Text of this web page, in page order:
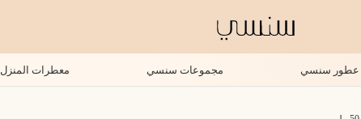
عطور سنسي مجموعات سنسي معطرات المنزل